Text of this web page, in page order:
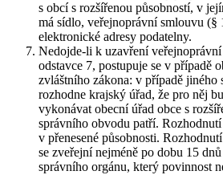
s obcí s rozšířenou působností, v
má sídlo, veřejnoprávní smlouvu (§
elektronické adresy podatelny.
Nedojde-li k uzavření
odstavce 7, postupuje se v případě
zvláštního zákona: v případě jiného
rozhodne krajský úřad, že pro něj
vykonávat obecní úřad obce s
správního obvodu patří.
v přenesené působnosti.
se zveřejní nejméně po dobu 15
správního orgánu, který povinnost